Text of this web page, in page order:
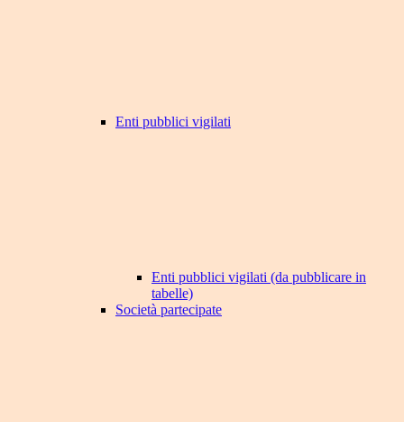
Enti pubblici vigilati
Enti pubblici vigilati (da pubblicare in
tabelle)
Società partecipate